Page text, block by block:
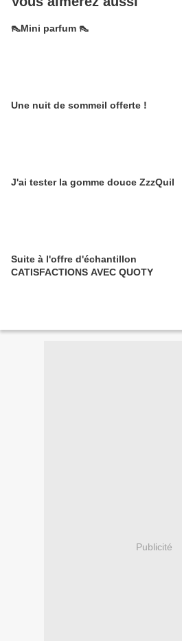
👠Mini parfum 👠
Une nuit de sommeil offerte !
J'ai tester la gomme douce ZzzQuil
Suite à l'offre d'échantillon
CATISFACTIONS AVEC QUOTY
Publicité